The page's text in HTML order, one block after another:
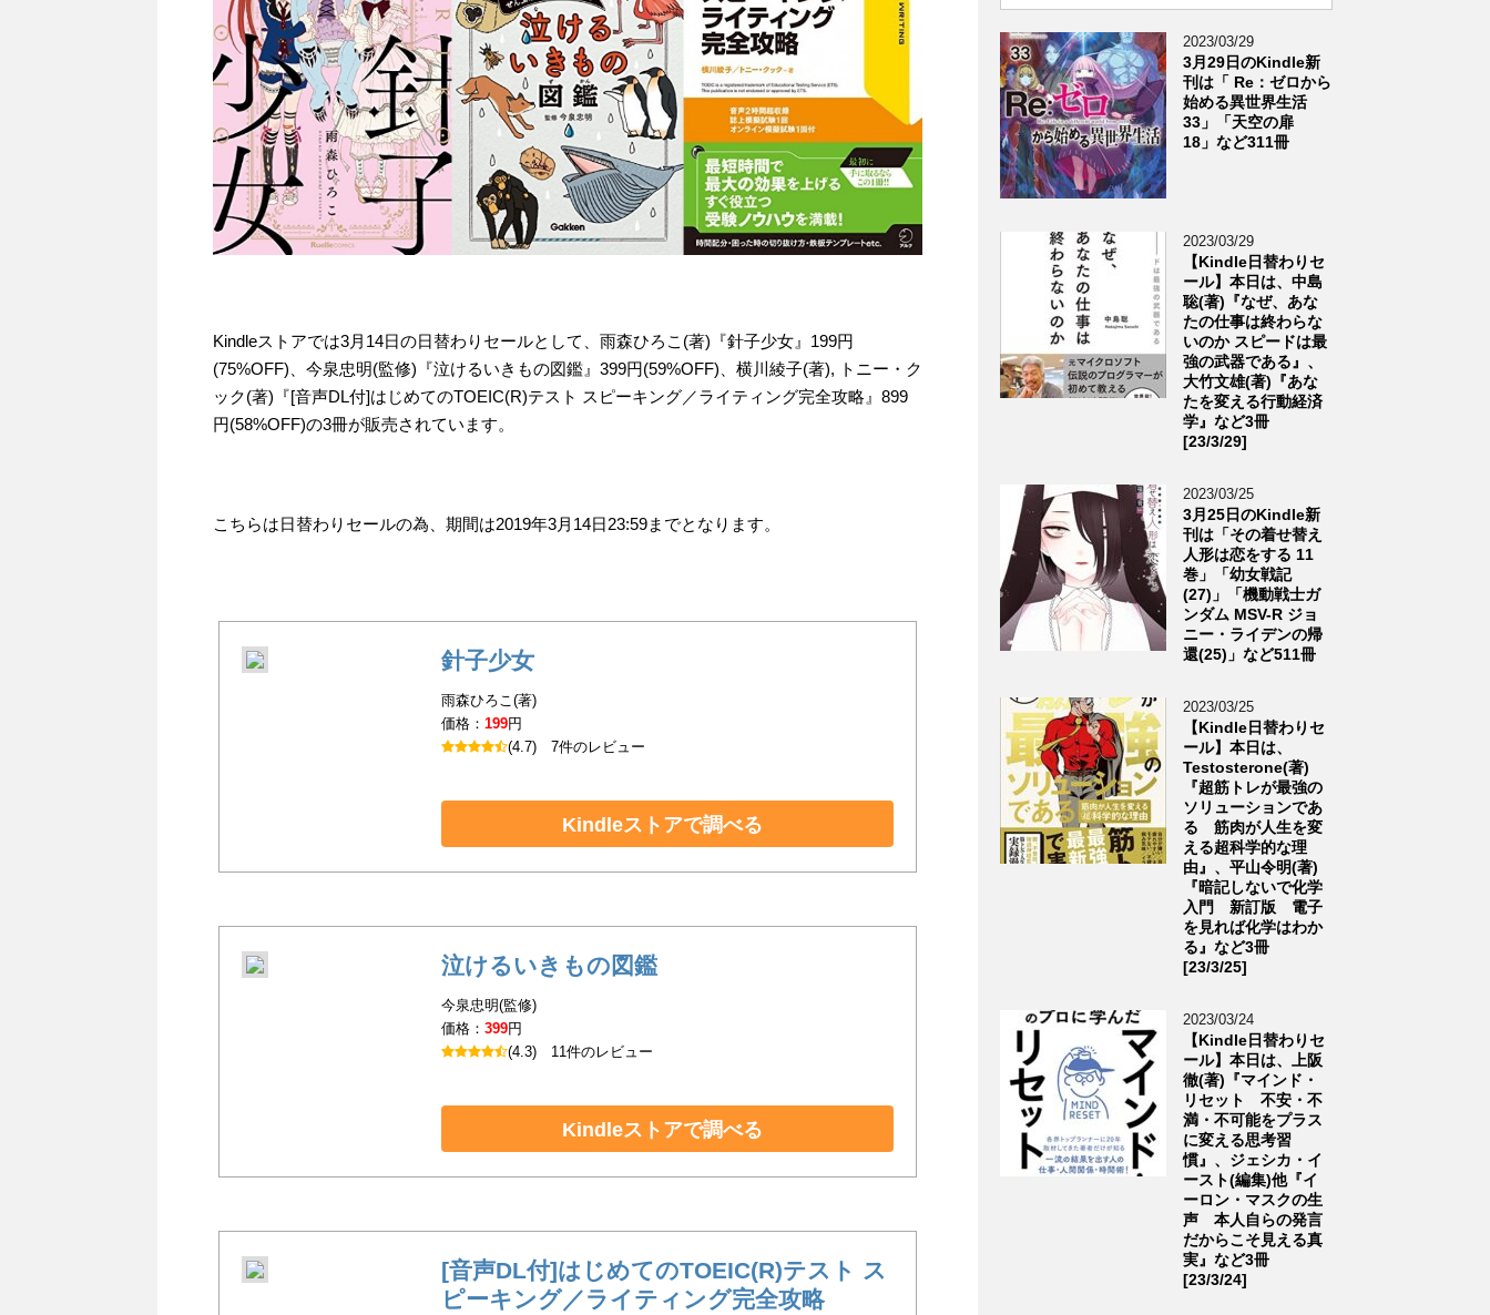
Kindleストアでは3月14日の日替わりセールとして、雨森ひろこ(著)『針子少女』199円
(75%OFF)、今泉忠明(監修)『泣けるいきもの図鑑』399円(59%OFF)、横川綾子(著), トニー・ク
ック(著)『[音声DL付]はじめてのTOEIC(R)テスト スピーキング／ライティング完全攻略』899
円(58%OFF)の3冊が販売されています。
こちらは日替わりセールの為、期間は2019年3月14日23:59までとなります。
針子少女
雨森ひろこ(著)
価格：199円
(4.7)7件のレビュー
Kindleストアで調べる
泣けるいきもの図鑑
今泉忠明(監修)
価格：399円
(4.3) 11件のレビュー
Kindleストアで調べる
[音声DL付]はじめてのTOEIC(R)テスト ス
ピーキング／ライティング完全攻略
2023/03/29
3月29日のKindle新
刊は「 Re：ゼロから
始める異世界生活
33」「天空の扉
18」など311冊
2023/03/29
【Kindle日替わりセ
ール】本日は、中島
聡(著)『なぜ、あな
たの仕事は終わらな
いのか スピードは最
強の武器である』、
大竹文雄(著)『あな
たを変える行動経済
学』など3冊
[23/3/29]
2023/03/25
3月25日のKindle新
刊は「その着せ替え
人形は恋をする 11
巻」「幼女戦記
(27)」「機動戦士ガ
ンダム MSV-R ジョ
ニー・ライデンの帰
還(25)」など511冊
2023/03/25
【Kindle日替わりセ
ール】本日は、
Testosterone(著)
『超筋トレが最強の
ソリューションであ
る 筋肉が人生を変
える超科学的な理
由』、平山令明(著)
『暗記しないで化学
入門 新訂版 電子
を見れば化学はわか
る』など3冊
[23/3/25]
2023/03/24
【Kindle日替わりセ
ール】本日は、上阪
徹(著)『マインド・
リセット 不安・不
満・不可能をプラス
に変える思考習
慣』、ジェシカ・イ
ースト(編集)他『イ
ーロン・マスクの生
声 本人自らの発言
だからこそ見える真
実』など3冊
[23/3/24]